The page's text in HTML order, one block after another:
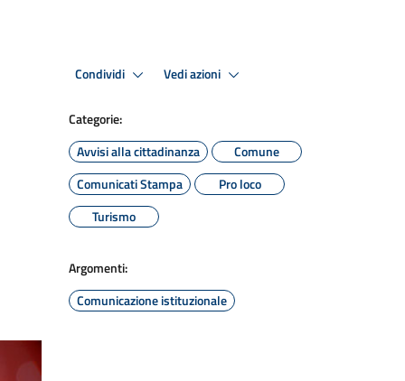
Condividi Vedi azioni
Categorie:
Avvisi alla cittadinanza
Comune
Comunicati Stampa
Pro loco
Turismo
Argomenti:
Comunicazione istituzionale